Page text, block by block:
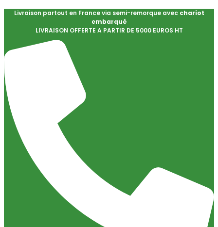
Livraison partout en France via semi-remorque avec chariot
embarqué
LIVRAISON OFFERTE A PARTIR DE 5000 EUROS HT